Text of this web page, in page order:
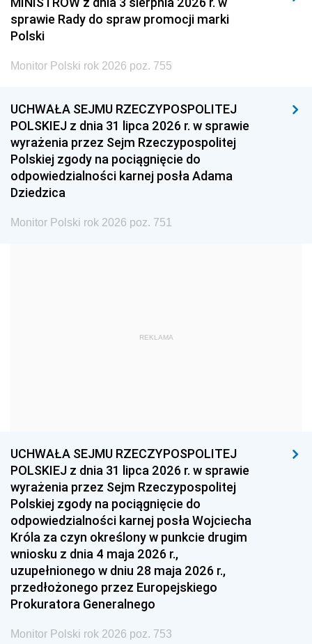
2008 2007 2006
2005
1996 1995 1994
1993 1992 1991
1990 1989
1987 1986 1985
1968
1954 1953 1952
1951 1950 1949
1948 1947
1939 1938 1937
1936 1930
sprawie Rady do spraw promocji marki
Polski
Monitor Polski rok 2026 poz. 755
UCHWAŁA SEJMU RZECZYPOSPOLITEJ
POLSKIEJ z dnia 31 lipca 2026 r. w sprawie
wyrażenia przez Sejm Rzeczypospolitej
Polskiej zgody na pociągnięcie do
odpowiedzialności karnej posła Adama
Dziedzica
Monitor Polski rok 2026 poz. 751
REKLAMA
UCHWAŁA SEJMU RZECZYPOSPOLITEJ
POLSKIEJ z dnia 31 lipca 2026 r. w sprawie
wyrażenia przez Sejm Rzeczypospolitej
Polskiej zgody na pociągnięcie do
odpowiedzialności karnej posła Wojciecha
Króla za czyn określony w punkcie drugim
wniosku z dnia 4 maja 2026 r.,
uzupełnionego w dniu 28 maja 2026 r.,
przedłożonego przez Europejskiego
Prokuratora Generalnego
Monitor Polski rok 2026 poz. 753